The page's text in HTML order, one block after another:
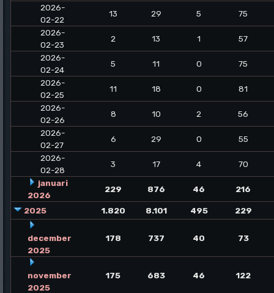
2026-
02-22
13 29 5
75
2026-
02-23
2 13 1
57
2026-
02-24
5 11 0
75
2026-
02-25
11 18 0
81
2026-
02-26
8 10 2
56
2026-
02-27
6 29 0
55
2026-
02-28
3 17 4
70
januari
2026
229 876 46 216
2025 1.820 8.101 495 229
december
2025
178 737 40 73
november
2025
175 683 46 122